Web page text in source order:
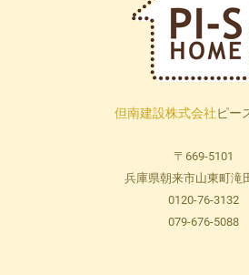
但南建設株式会社ピー
〒669-5101
兵庫県朝来市山東町滝
0120-76-3132
079-676-5088